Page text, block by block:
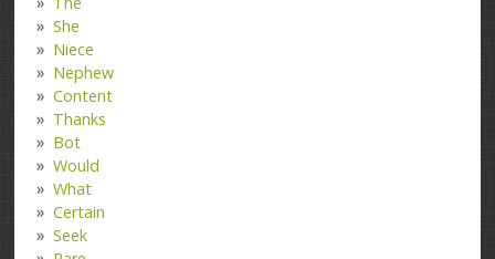
She
Niece
Nephew
Content
Thanks
Bot
Would
What
Certain
Seek